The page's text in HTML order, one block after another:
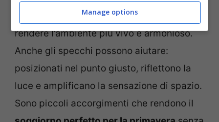
verdi con piante da interno permette di
rendere l’ambiente più vivo e armonioso.
Anche gli specchi possono aiutare:
posizionati nel punto giusto, riflettono la
luce e amplificano la sensazione di spazio.
Sono piccoli accorgimenti che rendono il
Manage options